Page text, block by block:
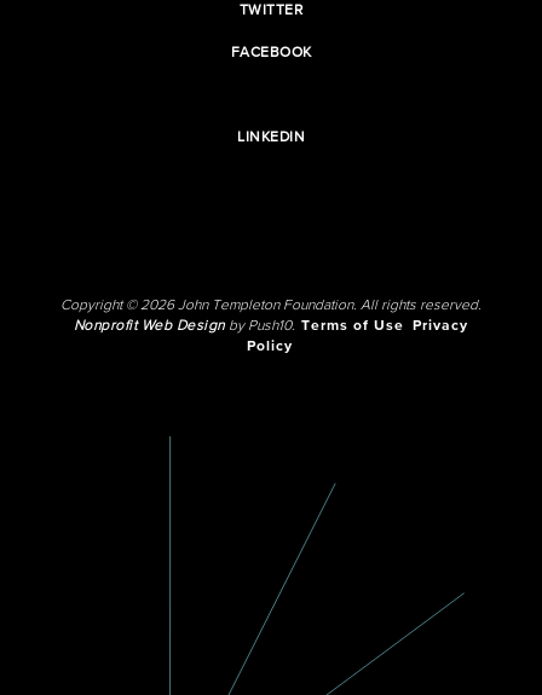
TWITTER
FACEBOOK
LINKEDIN
Copyright © 2026 John Templeton Foundation. All rights reserved.
Nonprofit Web Designby Push10. Terms of Use
Privacy
Policy